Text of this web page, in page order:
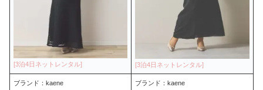
ブランド：kaene
ブランド：kaene